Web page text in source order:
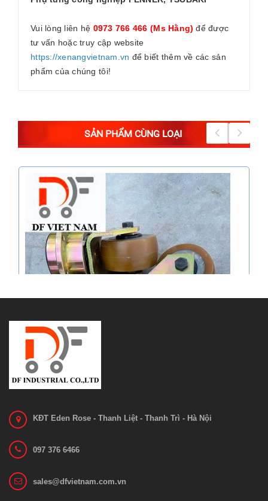
Vui lòng liên hệ 0973 766 466 (Ms Hằng) để được
tư vấn hoặc truy cập website
https://xenangvietnam.vn để biết thêm về các sản
phẩm của chúng tôi!
SẢN PHẨM CÙNG LOẠI
KĐT Eden Rose - Thanh Liệt - Thanh Trì - Hà Nội
097 376 6466
sales@dfvietnam.com.vn